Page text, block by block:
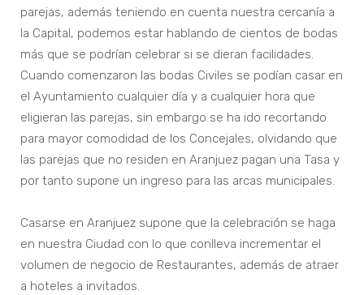
parejas, además teniendo en cuenta nuestra cercanía a
la Capital, podemos estar hablando de cientos de bodas
más que se podrían celebrar si se dieran facilidades.
Cuando comenzaron las bodas Civiles se podían casar en
el Ayuntamiento cualquier día y a cualquier hora que
eligieran las parejas, sin embargo se ha ido recortando
para mayor comodidad de los Concejales, olvidando que
las parejas que no residen en Aranjuez pagan una Tasa y
por tanto supone un ingreso para las arcas municipales.
Casarse en Aranjuez supone que la celebración se haga
en nuestra Ciudad con lo que conlleva incrementar el
volumen de negocio de Restaurantes, además de atraer
a hoteles a invitados.